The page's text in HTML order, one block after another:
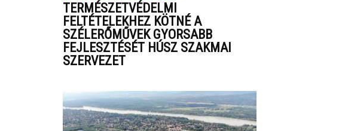
TERMÉSZETVÉDELMI
FELTÉTELEKHEZ KÖTNÉ A
SZÉLERŐMŰVEK GYORSABB
FEJLESZTÉSÉT HÚSZ SZAKMAI
SZERVEZET